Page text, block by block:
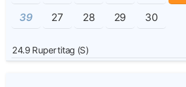
39 27 28 29 30
24.9Rupertitag (S)